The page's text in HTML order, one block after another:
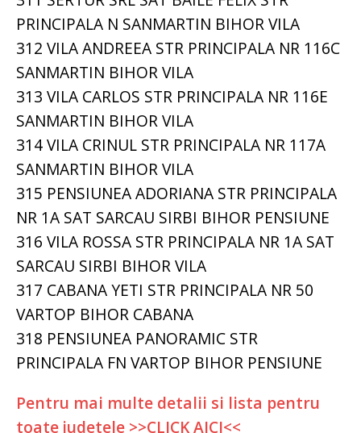
PRINCIPALA N SANMARTIN BIHOR VILA
312 VILA ANDREEA STR PRINCIPALA NR 116C
SANMARTIN BIHOR VILA
313 VILA CARLOS STR PRINCIPALA NR 116E
SANMARTIN BIHOR VILA
314 VILA CRINUL STR PRINCIPALA NR 117A
SANMARTIN BIHOR VILA
315 PENSIUNEA ADORIANA STR PRINCIPALA
NR 1A SAT SARCAU SIRBI BIHOR PENSIUNE
316 VILA ROSSA STR PRINCIPALA NR 1A SAT
SARCAU SIRBI BIHOR VILA
317 CABANA YETI STR PRINCIPALA NR 50
VARTOP BIHOR CABANA
318 PENSIUNEA PANORAMIC STR
PRINCIPALA FN VARTOP BIHOR PENSIUNE
Pentru mai multe detalii si lista pentru
toate judetele >>CLICK AICI<<